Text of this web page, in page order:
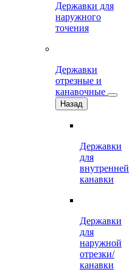
Державки для
наружного
точения
Державки
отрезные и
канавочные
Назад
Державки
для
внутренней
канавки
Державки
для
наружной
отрезки/
канавки